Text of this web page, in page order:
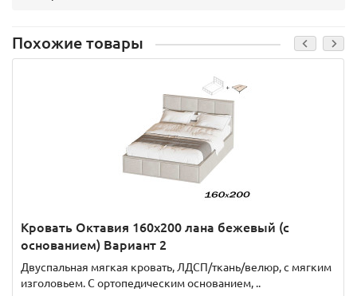
Похожие товары
Кровать Октавия 160х200 лана бежевый (с
основанием) Вариант 2
Двуспальная мягкая кровать, ЛДСП/ткань/велюр, с мягким
изголовьем. C ортопедическим основанием, ..